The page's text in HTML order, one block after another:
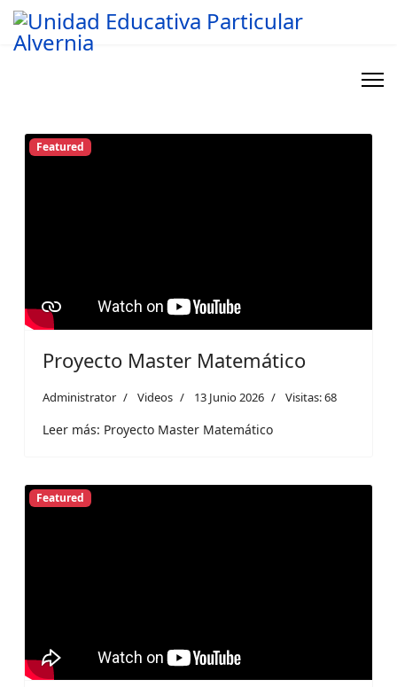
Featured
Proyecto Master Matemático
Administrator Videos 13 Junio 2026 Visitas: 68
Leer más: Proyecto Master Matemático
Featured